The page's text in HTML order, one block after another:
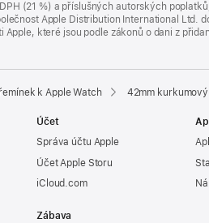
(21 %) a příslušných autorských
Apple Distribution International Ltd.
které jsou podle zákonů o dani z
k Apple Watch 42mm
Účet
Správa účtu Apple
Účet Apple Storu
iCloud.com
Zábava